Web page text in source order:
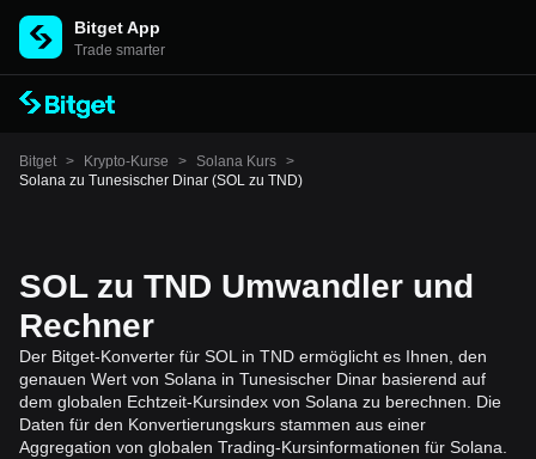
Bitget App
Trade smarter
Bitget > Krypto-Kurse > Solana Kurs >
Solana zu Tunesischer Dinar (SOL zu TND)
SOL zu TND Umwandler und
Rechner
Der Bitget-Konverter für SOL in TND ermöglicht es Ihnen, den
genauen Wert von Solana in Tunesischer Dinar basierend auf
dem globalen Echtzeit-Kursindex von Solana zu berechnen. Die
Daten für den Konvertierungskurs stammen aus einer
Aggregation von globalen Trading-Kursinformationen für Solana.